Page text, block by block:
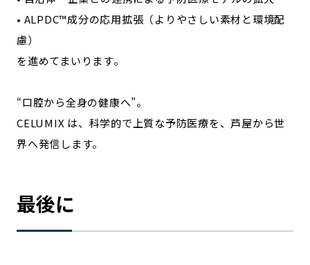
• ALPDC™成分の応用拡張（よりやさしい素材と環境配
慮）
を進めてまいります。
“口腔から全身の健康へ”。
CELUMIX は、科学的で上質な予防医療を、芦屋から世
界へ発信します。
最後に